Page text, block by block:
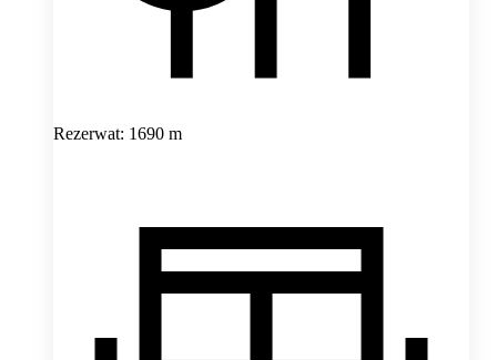
Rezerwat: 1690 m